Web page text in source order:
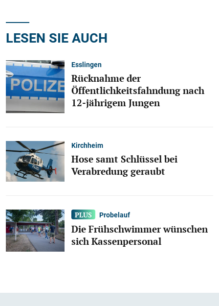
LESEN SIE AUCH
Esslingen
Rücknahme der
Öffentlichkeitsfahndung nach
12-jährigem Jungen
Kirchheim
Hose samt Schlüssel bei
Verabredung geraubt
Probelauf
Die Frühschwimmer wünschen
sich Kassenpersonal